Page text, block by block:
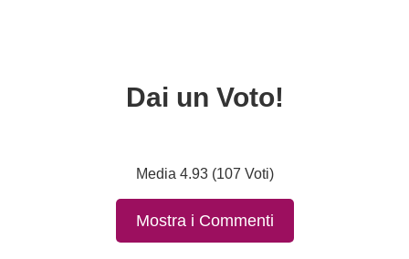
Dai un Voto!
Media 4.93 (107 Voti)
Mostra i Commenti